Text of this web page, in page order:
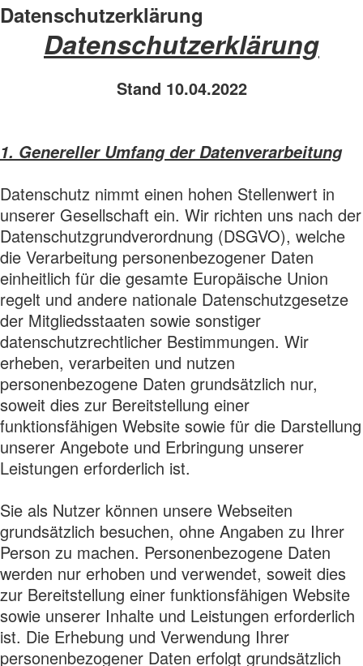
Datenschutzerklärung
Datenschutzerklärung
Stand 10.04.2022
1. Genereller Umfang der Datenverarbeitung
Datenschutz nimmt einen hohen Stellenwert in
unserer Gesellschaft ein. Wir richten uns nach der
Datenschutzgrundverordnung (DSGVO), welche
die Verarbeitung personenbezogener Daten
einheitlich für die gesamte Europäische Union
regelt und andere nationale Datenschutzgesetze
der Mitgliedsstaaten sowie sonstiger
datenschutzrechtlicher Bestimmungen. Wir
erheben, verarbeiten und nutzen
personenbezogene Daten grundsätzlich nur,
soweit dies zur Bereitstellung einer
funktionsfähigen Website sowie für die Darstellung
unserer Angebote und Erbringung unserer
Leistungen erforderlich ist.
Sie als Nutzer können unsere Webseiten
grundsätzlich besuchen, ohne Angaben zu Ihrer
Person zu machen. Personenbezogene Daten
werden nur erhoben und verwendet, soweit dies
zur Bereitstellung einer funktionsfähigen Website
sowie unserer Inhalte und Leistungen erforderlich
ist. Die Erhebung und Verwendung Ihrer
personenbezogener Daten erfolgt grundsätzlich